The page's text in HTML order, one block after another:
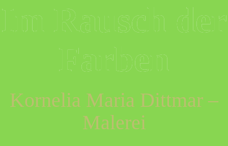
Im Rausch der
Farben
Kornelia Maria Dittmar –
Malerei